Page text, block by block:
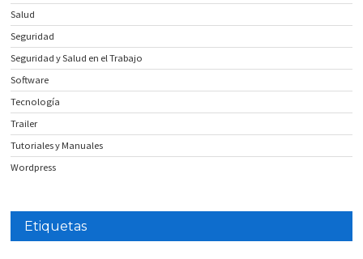
Salud
Seguridad
Seguridad y Salud en el Trabajo
Software
Tecnología
Trailer
Tutoriales y Manuales
Wordpress
Etiquetas